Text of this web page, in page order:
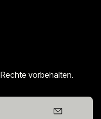
vorbehalten.